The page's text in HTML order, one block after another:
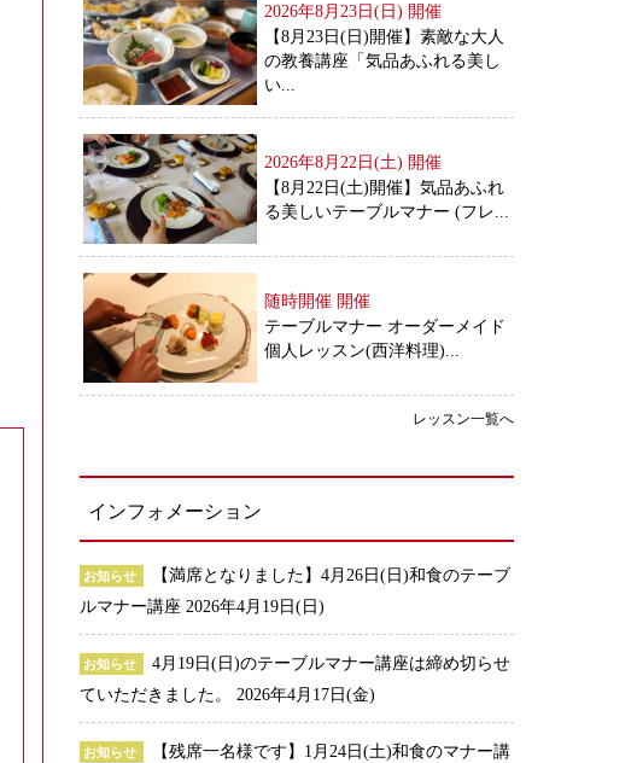
2026年8月23日(日) 開催
【8月23日(日)開催】素敵な大人
の教養講座「気品あふれる美し
い...
2026年8月22日(土) 開催
【8月22日(土)開催】気品あふれ
る美しいテーブルマナー (フレ...
随時開催 開催
テーブルマナー オーダーメイド
個人レッスン(西洋料理)...
レッスン一覧へ
インフォメーション
お知らせ
【満席となりました】4月26日(日)和食のテーブ
ルマナー講座 2026年4月19日(日)
お知らせ
4月19日(日)のテーブルマナー講座は締め切らせ
ていただきました。 2026年4月17日(金)
お知らせ
【残席一名様です】1月24日(土)和食のマナー講